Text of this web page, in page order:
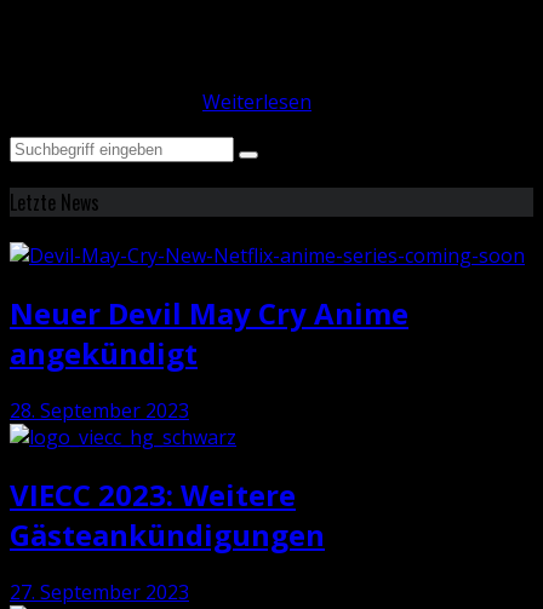
Weiterlesen
Letzte News
Neuer Devil May Cry Anime
angekündigt
28. September 2023
VIECC 2023: Weitere
Gästeankündigungen
27. September 2023